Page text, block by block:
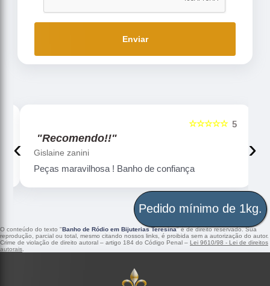
Enviar
5
☆☆☆☆☆
"Recomendo!!"
Gislaine zanini
Peças maravilhosa ! Banho de confiança
‹ ›
O conteúdo do texto "Banho de Ródio em Bijuterias Teresina" é de direito reservado. Sua
reprodução, parcial ou total, mesmo citando nossos links, é proibida sem a autorização do autor.
Crime de violação de direito autoral – artigo 184 do Código Penal – Lei 9610/98 - Lei de direitos
autorais
Pedido mínimo de 1kg.